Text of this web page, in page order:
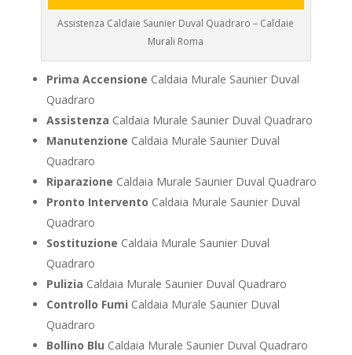
Assistenza Caldaie Saunier Duval Quadraro – Caldaie
Murali Roma
Prima Accensione Caldaia Murale Saunier Duval
Quadraro
Assistenza Caldaia Murale Saunier Duval Quadraro
Manutenzione Caldaia Murale Saunier Duval
Quadraro
Riparazione Caldaia Murale Saunier Duval Quadraro
Pronto Intervento Caldaia Murale Saunier Duval
Quadraro
Sostituzione Caldaia Murale Saunier Duval
Quadraro
Pulizia Caldaia Murale Saunier Duval Quadraro
Controllo Fumi Caldaia Murale Saunier Duval
Quadraro
Bollino Blu Caldaia Murale Saunier Duval Quadraro